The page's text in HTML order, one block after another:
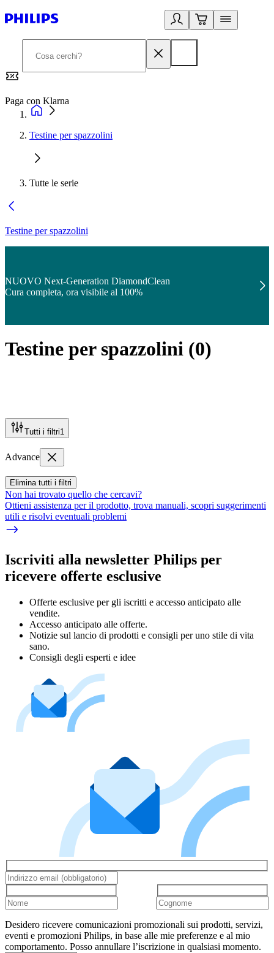
Paga con Klarna
Testine per spazzolini
Tutte le serie
Testine per spazzolini
NUOVO Next-Generation DiamondClean
Cura completa, ora visibile al 100%
Testine per spazzolini (0)
Tutti i filtri1
Advance
Elimina tutti i filtri
Non hai trovato quello che cercavi?
Ottieni assistenza per il prodotto, trova manuali, scopri suggerimenti
utili e risolvi eventuali problemi
Iscriviti alla newsletter Philips per
ricevere offerte esclusive
Offerte esclusive per gli iscritti e accesso anticipato alle
vendite.
Accesso anticipato alle offerte.
Notizie sul lancio di prodotti e consigli per uno stile di vita
sano.
Consigli degli esperti e idee
Desidero ricevere comunicazioni promozionali sui prodotti, servizi,
eventi e promozioni Philips, in base alle mie preferenze e al mio
comportamento. Posso annullare l’iscrizione in qualsiasi momento.